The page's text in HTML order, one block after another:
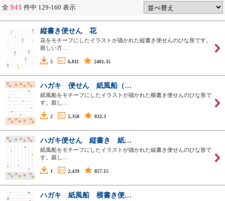
全 941 件中 129-160 表示
縦書き便せん 花
花をモチーフにしたイラストが描かれた縦書き便せんのひな形です。
親しい方…
5 6,811 2401.35
ハガキ 便せん 紙風船（…
紙風船をモチーフにしたイラストが描かれた横書き便せんのひな形で
す。親し…
2 2,358 832.3
ハガキ便せん 縦書き 紙…
紙風船をモチーフにしたイラストが描かれた縦書き便せんのひな形で
す。親し…
1 2,439 857.15
ハガキ 紙風船 横書き便…